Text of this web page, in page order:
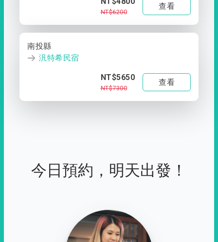
NT$6200
查看
南投縣
汎特希民宿
NT$5650
NT$7300
查看
今日預約，明天出發！